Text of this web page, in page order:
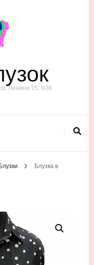
Ленина 15, N36
Блузки
Блузка в